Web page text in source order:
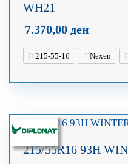
WH21
7.370,00 ден
215-55-16 Nexen
215/55R16 93H